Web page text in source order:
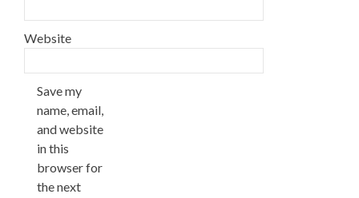
Website
Save my
name, email,
and website
in this
browser for
the next